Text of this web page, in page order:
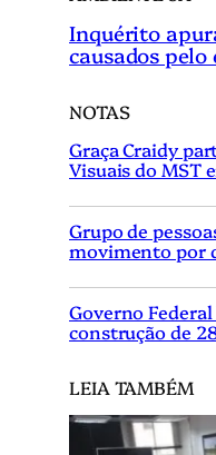
Inquérito
causados
NOTAS
Graça Craidy
Visuais do MST
Grupo de
movimento por
Governo
construção de
LEIA TAMBÉM